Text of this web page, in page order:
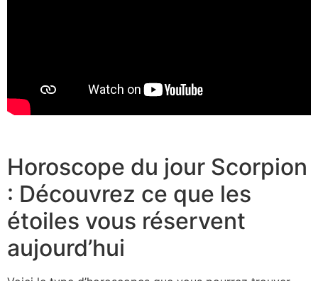
Horoscope du jour Scorpion
: Découvrez ce que les
étoiles vous réservent
aujourd’hui